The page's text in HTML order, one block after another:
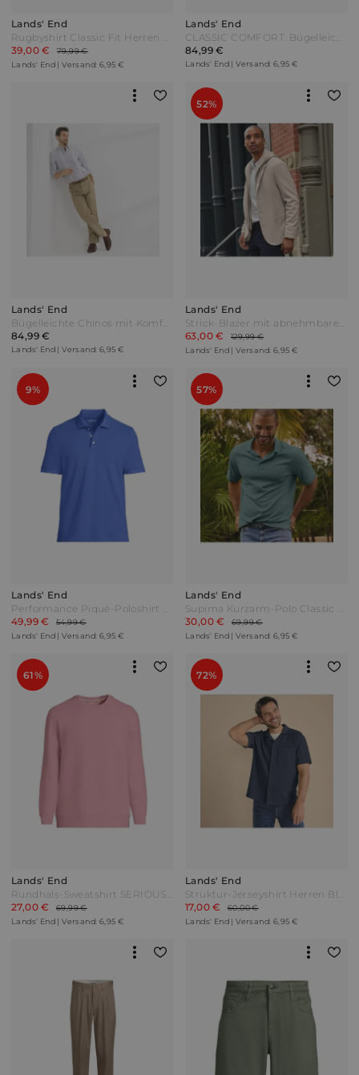
Lands' End
Rugbyshirt Classic Fit Herren Pink by Lands' End
39,00 €
79,99 €
Lands' End | Versand: 6,95 €
Lands' End
CLASSIC COMFORT. Bügelleichte Chinos mit Bundfalten Herren Beige Baumwolle by Lands' End
84,99 €
Lands' End | Versand: 6,95 €
Lands' End
Bügelleichte Chinos mit Komfortbund Herren Beige by Lands' End
84,99 €
Lands' End | Versand: 6,95 €
52%
Lands' End
Strick-Blazer mit abnehmbarer Kapuze Herren Weiß by Lands' End
63,00 €
129,99 €
Lands' End | Versand: 6,95 €
9%
Lands' End
Performance Piqué-Poloshirt Herren Blau by Lands' End
49,99 €
54,99 €
Lands' End | Versand: 6,95 €
57%
Lands' End
Supima Kurzarm-Polo Classic Fit Herren Grün by Lands' End
30,00 €
69,99 €
Lands' End | Versand: 6,95 €
61%
Lands' End
Rundhals-Sweatshirt SERIOUS SWEATS Herren Rot by Lands' End
27,00 €
69,99 €
Lands' End | Versand: 6,95 €
72%
Lands' End
Struktur-Jerseyshirt Herren Blau by Lands' End
17,00 €
60,00 €
Lands' End | Versand: 6,95 €